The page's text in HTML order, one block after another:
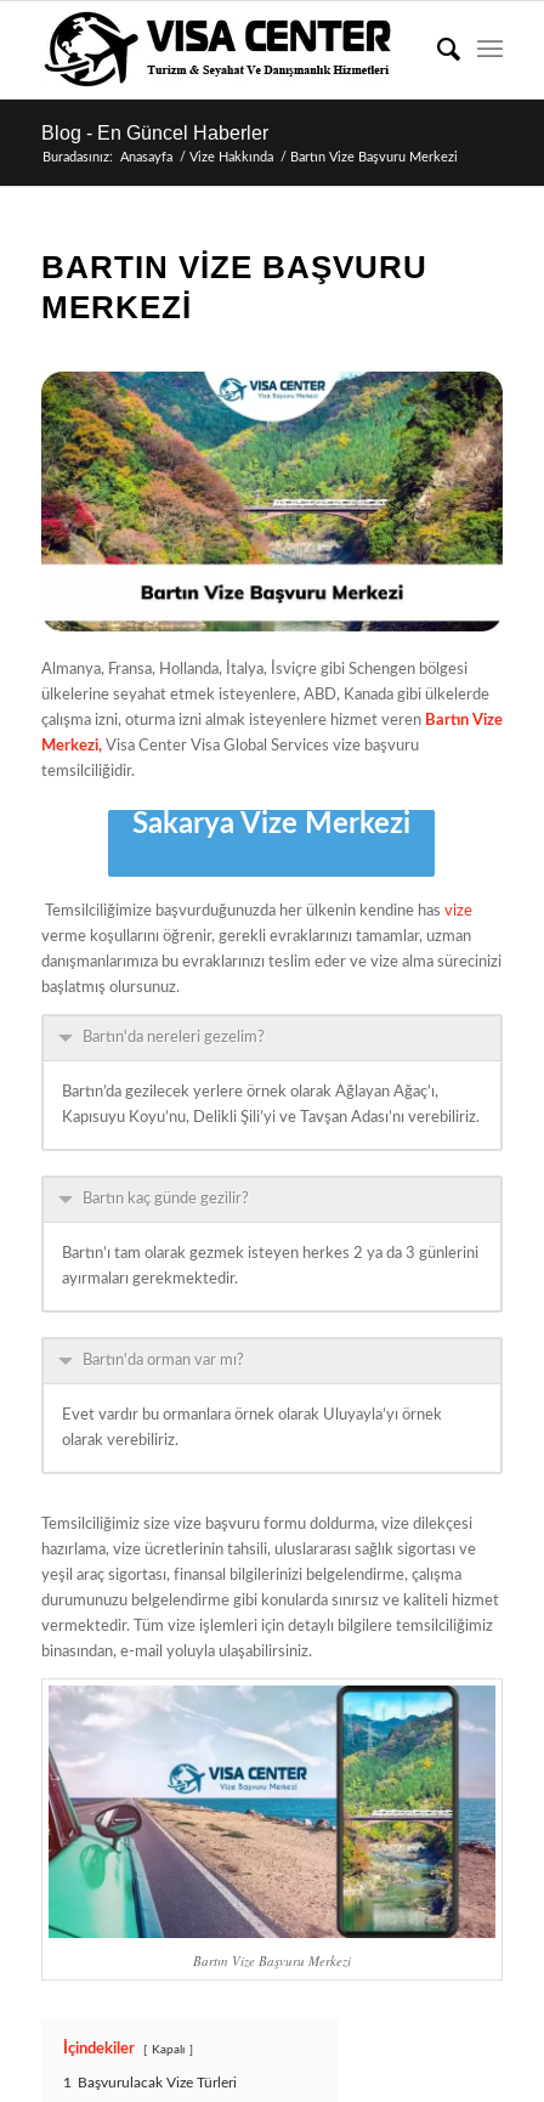
Blog - En Güncel Haberler
Buradasınız: Anasayfa / Vize Hakkında / Bartın Vize Başvuru Merkezi
BARTIN VIZE BAŞVURU
MERKEZI
Almanya, Fransa, Hollanda, İtalya, İsviçre gibi Schengen bölgesi
ülkelerine seyahat etmek isteyenlere, ABD, Kanada gibi ülkelerde
çalışma izni, oturma izni almak isteyenlere hizmet veren Bartın Vize
Merkezi,Visa Center Visa Global Services vize başvuru
temsilciliğidir.
Sakarya Vize Merkezi
Temsilciliğimize başvurduğunuzda her ülkenin kendine has vize
verme koşullarını öğrenir, gerekli evraklarınızı tamamlar, uzman
danışmanlarımıza bu evraklarınızı teslim eder ve vize alma sürecinizi
başlatmış olursunuz.
Bartın'da nereleri gezelim?
Bartın’da gezilecek yerlere örnek olarak Ağlayan Ağaç’ı,
Kapısuyu Koyu’nu, Delikli Şili’yi ve Tavşan Adası’nı verebiliriz.
Bartın kaç günde gezilir?
Bartın’ı tam olarak gezmek isteyen herkes 2 ya da 3 günlerini
ayırmaları gerekmektedir.
Bartın'da orman var mı?
Evet vardır bu ormanlara örnek olarak Uluyayla’yı örnek
olarak verebiliriz.
Temsilciliğimiz size vize başvuru formu doldurma, vize dilekçesi
hazırlama, vize ücretlerinin tahsili, uluslararası sağlık sigortası ve
yeşil araç sigortası, finansal bilgilerinizi belgelendirme, çalışma
durumunuzu belgelendirme gibi konularda sınırsız ve kaliteli hizmet
vermektedir. Tüm vize işlemleri için detaylı bilgilere temsilciliğimiz
binasından, e-mail yoluyla ulaşabilirsiniz.
Bartın Vize Başvuru Merkezi
İçindekiler Kapalı
1 Başvurulacak Vize Türleri